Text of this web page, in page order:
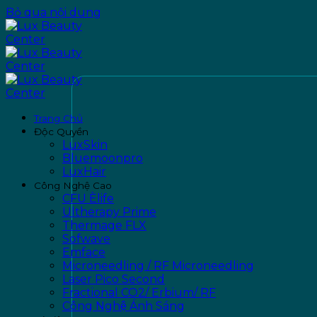
Bỏ qua nội dung
Trang Chủ
Độc Quyền
LuxSkin
Bluemoonpro
LuxHair
Công Nghệ Cao
CFU Èlife
Ultherapy Prime
Thermage FLX
Sofwave
Emface
Microneedling / RF Microneedling
Laser Pico Second
Fractional CO2/ Erbium/ RF
Công Nghệ Ánh Sáng